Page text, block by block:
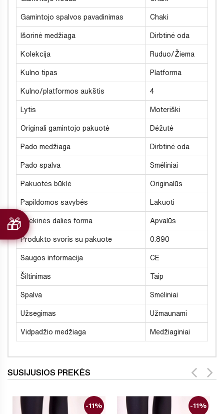
Gamintojo spalvos pavadinimas Chaki
Išorinė medžiaga Dirbtinė oda
Kolekcija Ruduo/Žiema
Kulno tipas Platforma
Kulno/platformos aukštis 4
Lytis Moteriški
Originali gamintojo pakuotė Dėžutė
Pado medžiaga Dirbtinė oda
Pado spalva Smėliniai
Pakuotės būklė Originalūs
Papildomos savybės Lakuoti
Priekinės dalies forma Apvalūs
Produkto svoris su pakuote 0.890
Saugos informacija CE
Šiltinimas Taip
Spalva Smėliniai
Užsegimas Užmaunami
Vidpadžio medžiaga Medžiaginiai
SUSIJUSIOS PREKĖS
-11% -11%